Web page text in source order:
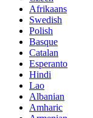
Afrikaans
Swedish
Polish
Basque
Catalan
Esperanto
Hindi
Lao
Albanian
Amharic